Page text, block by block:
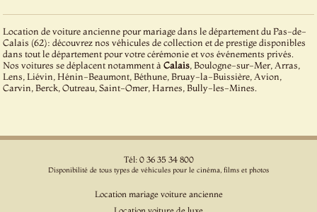
Location de voiture ancienne pour mariage dans le département du Pas-de-
Calais (62): découvrez nos véhicules de collection et de prestige disponibles
dans tout le département pour votre cérémonie et vos événements privés.
Nos voitures se déplacent notamment àCalais , Boulogne-sur-Mer, Arras,
Lens, Liévin, Hénin-Beaumont, Béthune, Bruay-la-Buissière, Avion,
Carvin, Berck, Outreau, Saint-Omer, Harnes, Bully-les-Mines.
Tél: 0 36 35 34 800
Disponibilité de tous types de véhicules pour le cinéma, films et photos
Location mariage voiture ancienne